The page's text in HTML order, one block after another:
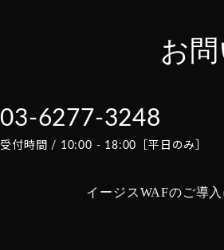
お
03-6277-3248
受付時間 / 10:00 - 18:00［平日のみ］
イージスWAFのご導